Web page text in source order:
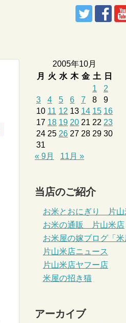
2005年10月
月
火 水 木 金 土
日
1
2
3
4 5 6 7 8
9
10 11 12 13 14 15 16
17 18 19 20 21 22 23
24 25 26 27 28 29 30
31
« 9月
11月 »
当店のご紹介
お米とおにぎり 片山
お米の通販 片山米店
お米屋の嫁ブログ「米
片山米店ニュース
片山米店ヤフー店
米屋の招き猫
アーカイブ